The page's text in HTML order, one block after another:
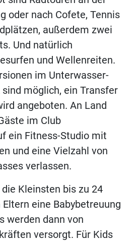
oder nach Cofete, Tennis
außerdem zwei
Und natürlich
und Wellenreiten.
im Unterwasser-
möglich, ein Transfer
angeboten. An Land
im Club
ein Fitness-Studio mit
und eine Vielzahl von
verlassen.
die Kleinsten bis zu 24
eine Babybetreuung
werden dann von
versorgt. Für Kids